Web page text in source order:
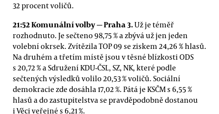
32 procent voličů.
21:52 Komunální volby— Praha 3.Už je téměř
rozhodnuto. Je sečteno 98,75 % a zbývá už jen jeden
volební okrsek. Zvítězila TOP 09 se ziskem 24,26 % hlasů.
Na druhém a třetím místě jsou v těsné blízkosti ODS
s 20,72 % a Sdružení KDU-ČSL, SZ, NK, které podle
sečtených výsledků volilo 20,53 % voličů. Sociální
demokracie zde dosáhla 17,02 %. Pátá je KSČM s 6,55 %
hlasů a do zastupitelstva se pravděpodobně dostanou
i Věci veřejné s 6,21 %.